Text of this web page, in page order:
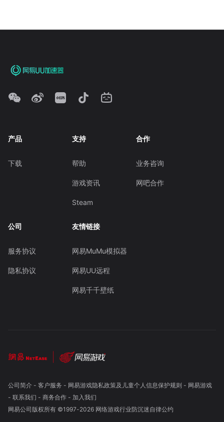
产品
下载
支持
帮助
游戏资讯
Steam
合作
业务咨询
网吧合作
公司
服务协议
隐私协议
友情链接
网易MuMu模拟器
网易UU远程
网易千千壁纸
公司简介- 客户服务 - 网易游戏隐私政策及儿童个人信息保护规则 - 网易游戏
- 联系我们 - 商务合作- 加入我们
网易公司版权所有 ©1997-2026 网络游戏行业防沉迷自律公约